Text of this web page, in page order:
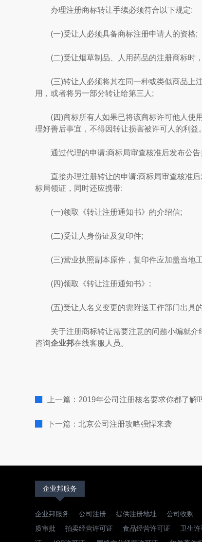
办理注册商标转让手续必须符合以下规定:
(一)受让人必须具备商标注册申请人的资格;
(二)受让烟草制品、人用药品的注册商标时
(三)转让人必须将其在同一种或类似商品上注
用，或者将另一部分转让给第三人;
(四)商标所有人如果已将该商标许可他人使用
理好善后事宜，不得因转让损害被许可人的利益。
通过代理的申请:商标局审查核准后发布公告
直接办理注册转让的申请:商标局审查核准后
标局领证，同时还应携带:
(一)领取《转让注册通知书》的介绍信;
(二)受让人身份证及复印件;
(三)营业执照副本原件，复印件应加盖当地
(四)领取《转让注册通知书》;
(五)受让人名义变更的需附送工作部门出具的
关于注册商标转让需要注意的问题小编就介
咨询企业邦在线客服人员。
上一篇：2019年公司注册核名要求你都了解
下一篇：北京公司注册攻略强悍来袭
企业邦服务
企业邦服务 公司注册 提供注册地址 公司收购
质审批
拍卖经营许可证 食品经营许可证 卫生许